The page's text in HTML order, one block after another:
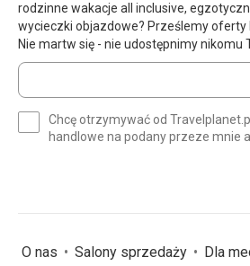
rodzinne wakacje all inclusive,
wycieczki objazdowe? Prześlemy oferty
Nie martw się - nie udostępnimy nikomu
Wprowadź
swój
(wymagane)
Chcę otrzymywać od
handlowe na podany przeze mnie
O nas Salony sprzedaży Dla